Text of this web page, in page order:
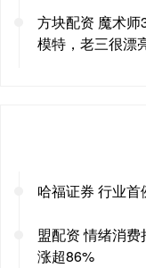
方块配资 魔术
模特，老三很漂
哈福证券 行业
盟配资 情绪消
涨超86%